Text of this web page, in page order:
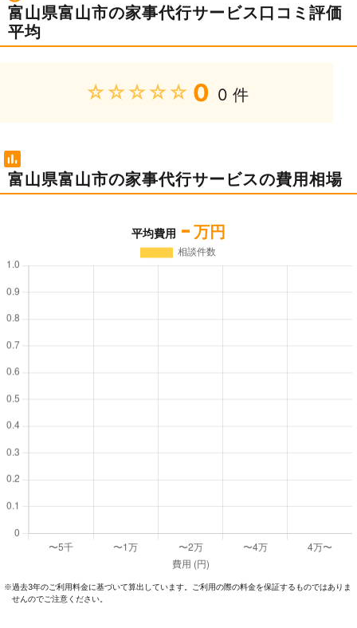
富山県富山市の家事代行サービス口コミ評価
平均
★★★★★ 0 0 件
富山県富山市の家事代行サービスの費用相場
平均費用 - 万円
※過去3年のご利⽤料⾦に基づいて算出しています。ご利⽤の際の料⾦を保証するものではありま
せんのでご注意ください。